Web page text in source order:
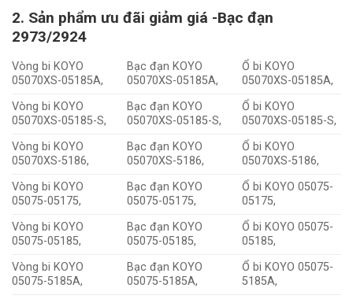
2. Sản phẩm ưu đãi giảm giá -Bạc đạn
2973/2924
Vòng bi KOYO
05070XS-05185A,
Bạc đạn KOYO
05070XS-05185A,
Ổ bi KOYO
05070XS-05185A,
Vòng bi KOYO
05070XS-05185-S,
Bạc đạn KOYO
05070XS-05185-S,
Ổ bi KOYO
05070XS-05185-S,
Vòng bi KOYO
05070XS-5186,
Bạc đạn KOYO
05070XS-5186,
Ổ bi KOYO
05070XS-5186,
Vòng bi KOYO
05075-05175,
Bạc đạn KOYO
05075-05175,
Ổ bi KOYO 05075-
05175,
Vòng bi KOYO
05075-05185,
Bạc đạn KOYO
05075-05185,
Ổ bi KOYO 05075-
05185,
Vòng bi KOYO
05075-5185A,
Bạc đạn KOYO
05075-5185A,
Ổ bi KOYO 05075-
5185A,